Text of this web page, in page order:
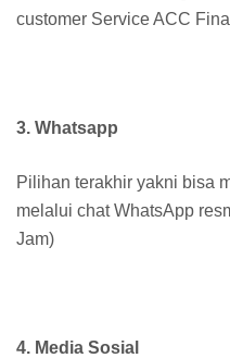
customer Service ACC
3. Whatsapp
Pilihan terakhir yakni bisa
melalui chat WhatsApp
Jam)
4. Media Sosial